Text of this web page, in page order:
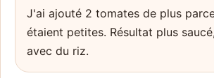
J'ai ajouté 2 tomates de plus
étaient petites. Résultat plus
avec du riz.